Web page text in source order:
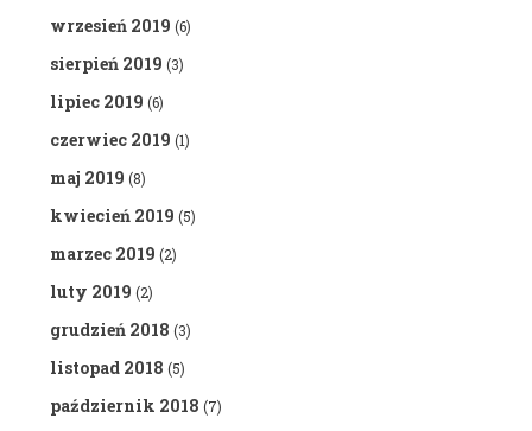
wrzesień 2019 (6)
sierpień 2019 (3)
lipiec 2019 (6)
czerwiec 2019 (1)
maj 2019 (8)
kwiecień 2019 (5)
marzec 2019 (2)
luty 2019 (2)
grudzień 2018 (3)
listopad 2018 (5)
październik 2018 (7)